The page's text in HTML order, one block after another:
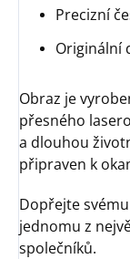
Precizní
Originální
Obraz je
přesného
a dlouhou
připraven k
Dopřejte
jednomu z
společníků.